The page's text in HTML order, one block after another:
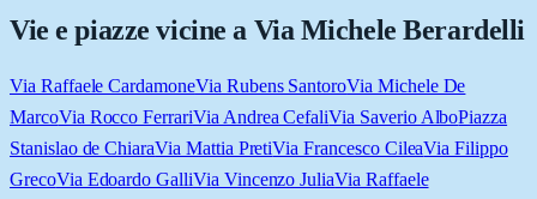
Vie e piazze vicine a Via Michele Berardelli
Via Raffaele CardamoneVia Rubens SantoroVia Michele De
MarcoVia Rocco FerrariVia Andrea CefaliVia Saverio AlboPiazza
Stanislao de ChiaraVia Mattia PretiVia Francesco CileaVia Filippo
GrecoVia Edoardo GalliVia Vincenzo JuliaVia Raffaele